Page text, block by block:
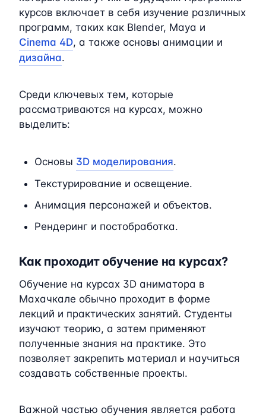
курсов включает в себя изучение различных
программ, таких как Blender, Maya и
Cinema 4D, а также основы анимации и
дизайна.
Среди ключевых тем, которые
рассматриваются на курсах, можно
выделить:
Основы 3D моделирования.
Текстурирование и освещение.
Анимация персонажей и объектов.
Рендеринг и постобработка.
Как проходит обучение на курсах?
Обучение на курсах 3D аниматора в
Махачкале обычно проходит в форме
лекций и практических занятий. Студенты
изучают теорию, а затем применяют
полученные знания на практике. Это
позволяет закрепить материал и научиться
создавать собственные проекты.
Важной частью обучения является работа